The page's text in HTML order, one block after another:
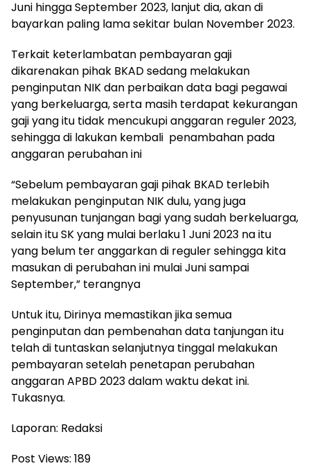
Juni hingga September 2023, lanjut dia, akan di
bayarkan paling lama sekitar bulan November 2023.
Terkait keterlambatan pembayaran gaji
dikarenakan pihak BKAD sedang melakukan
penginputan NIK dan perbaikan data bagi pegawai
yang berkeluarga, serta masih terdapat kekurangan
gaji yang itu tidak mencukupi anggaran reguler 2023,
sehingga di lakukan kembali penambahan pada
anggaran perubahan ini
“Sebelum pembayaran gaji pihak BKAD terlebih
melakukan penginputan NIK dulu, yang juga
penyusunan tunjangan bagi yang sudah berkeluarga,
selain itu SK yang mulai berlaku 1 Juni 2023 na itu
yang belum ter anggarkan di reguler sehingga kita
masukan di perubahan ini mulai Juni sampai
September,” terangnya
Untuk itu, Dirinya memastikan jika semua
penginputan dan pembenahan data tanjungan itu
telah di tuntaskan selanjutnya tinggal melakukan
pembayaran setelah penetapan perubahan
anggaran APBD 2023 dalam waktu dekat ini.
Tukasnya.
Laporan: Redaksi
Post Views: 189